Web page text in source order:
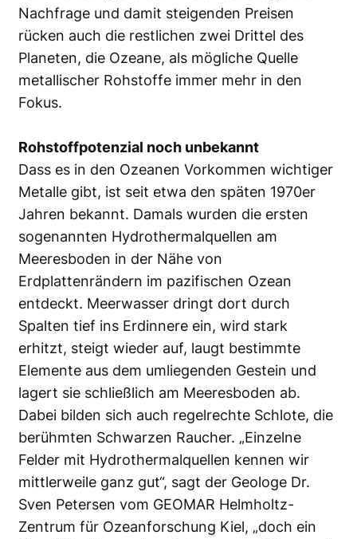
Nachfrage und damit steigenden Preisen
rücken auch die restlichen zwei Drittel des
Planeten, die Ozeane, als mögliche Quelle
metallischer Rohstoffe immer mehr in den
Fokus.
Rohstoffpotenzial noch unbekannt
Dass es in den Ozeanen Vorkommen wichtiger
Metalle gibt, ist seit etwa den späten 1970er
Jahren bekannt. Damals wurden die ersten
sogenannten Hydrothermalquellen am
Meeresboden in der Nähe von
Erdplattenrändern im pazifischen Ozean
entdeckt. Meerwasser dringt dort durch
Spalten tief ins Erdinnere ein, wird stark
erhitzt, steigt wieder auf, laugt bestimmte
Elemente aus dem umliegenden Gestein und
lagert sie schließlich am Meeresboden ab.
Dabei bilden sich auch regelrechte Schlote, die
berühmten Schwarzen Raucher. „Einzelne
Felder mit Hydrothermalquellen kennen wir
mittlerweile ganz gut“, sagt der Geologe Dr.
Sven Petersen vom GEOMAR Helmholtz-
Zentrum für Ozeanforschung Kiel, „doch ein